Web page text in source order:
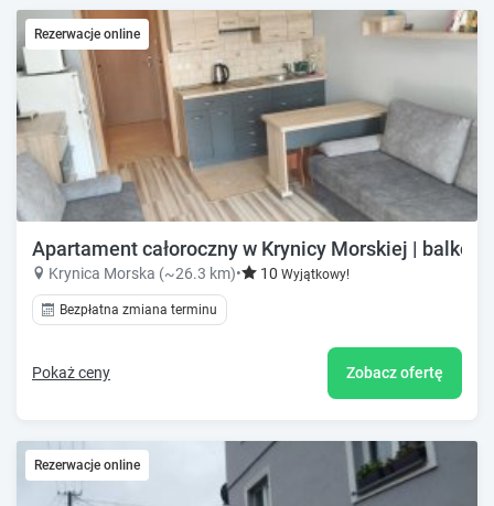
Rezerwacje online
Apartament całoroczny w Krynicy Morskiej | balkon,
Krynica Morska (~26.3 km)• 10 Wyjątkowy!
Bezpłatna zmiana terminu
Pokaż ceny Zobacz ofertę
Rezerwacje online